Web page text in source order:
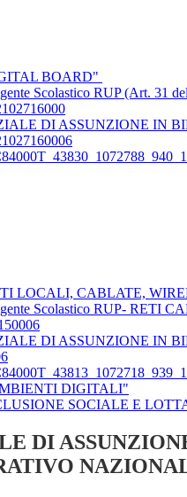
BOARD"
Scolastico RUP (Art.
DI ASSUNZIONE IN
LOCALI, CABLATE,
Scolastico RUP- RETI
DI ASSUNZIONE IN
DIGITALI"
SOCIALE E
DI